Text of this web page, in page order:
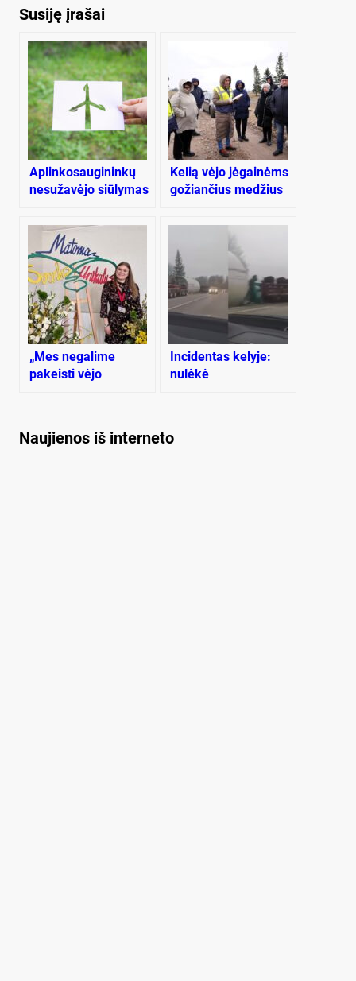
Susiję įrašai
Aplinkosaugininkų
nesužavėjo siūlymas
jėgaines žaliai
Kelią vėjo jėgainėms
gožiančius medžius
„Mes negalime
pakeisti vėjo
Incidentas kelyje:
nulėkė
Naujienos iš interneto